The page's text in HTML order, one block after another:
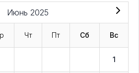
Июнь 2025
Чт Пт Сб Вс
1